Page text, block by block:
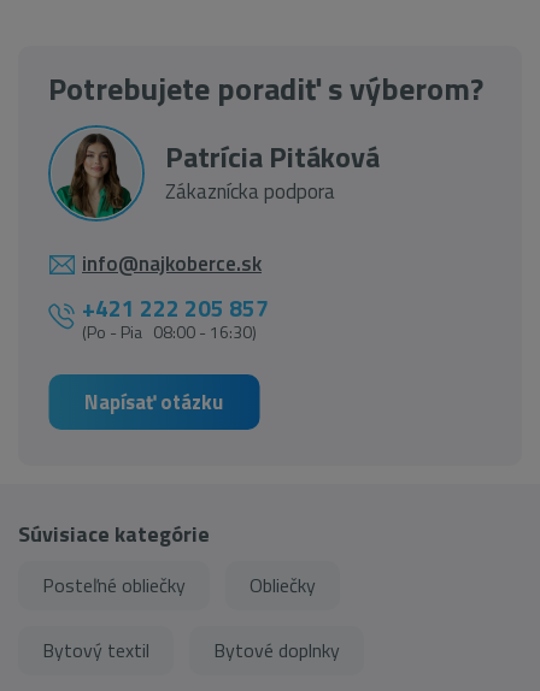
Potrebujete poradiť s výberom?
Patrícia Pitáková
Zákaznícka podpora
info@najkoberce.sk
+421 222 205 857
(Po - Pia 08:00 - 16:30)
Napísať otázku
Súvisiace kategórie
Posteľné obliečky Obliečky
Bytový textil Bytové doplnky